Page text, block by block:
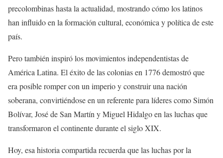
precolombinas hasta la actualidad, mostrando cómo los latinos
han influido en la formación cultural, económica y política de este
país.
Pero también inspiró los movimientos independentistas de
América Latina. El éxito de las colonias en 1776 demostró que
era posible romper con un imperio y construir una nación
soberana, convirtiéndose en un referente para líderes como Simón
Bolívar, José de San Martín y Miguel Hidalgo en las luchas que
transformaron el continente durante el siglo XIX.
Hoy, esa historia compartida recuerda que las luchas por la